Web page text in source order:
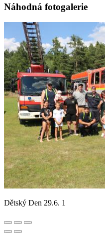
Náhodná fotogalerie
Dětský Den 29.6. 1